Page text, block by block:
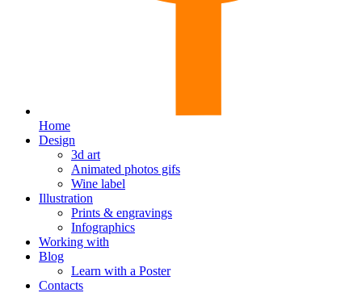
Home
Design
3d art
Animated photos gifs
Wine label
Illustration
Prints & engravings
Infographics
Working with
Blog
Learn with a Poster
Contacts